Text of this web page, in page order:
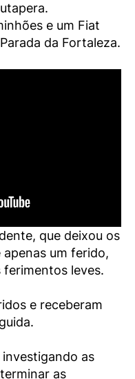
e um Fiat
da Fortaleza.
que deixou os
um ferido,
leves.
e receberam
as
as